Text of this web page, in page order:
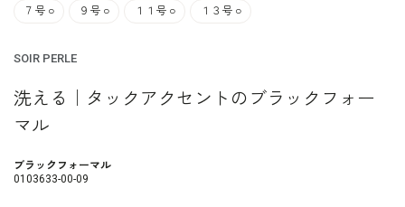
７号 ○ ９号 ○ １１号 ○ １３号 ○
SOIR PERLE
洗える｜タックアクセントのブラックフォー
マル
ブラックフォーマル
0103633-00-09